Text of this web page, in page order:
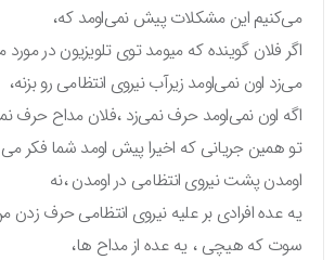
می‌کنیم این مشکلات پیش نمی‌اومد که،
اگر فلان گوینده که میومد توی تلویزیون در مورد
می‌زد اون نمی‌اومد زیرآب نیروی انتظامی رو بزنه،
اگه اون نمی‌اومد حرف نمی‌زد ،فلان مداح حرف
تو همین جریانی که اخیرا پیش اومد شما فکر می
اومدن پشت نیروی انتظامی در اومدن ،نه
یه عده افرادی بر علیه نیروی انتظامی حرف زدن من
سوت که هیچی ، یه عده از مداح ها،